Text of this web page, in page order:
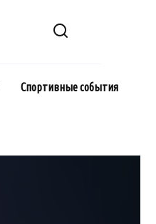
Спортивные события